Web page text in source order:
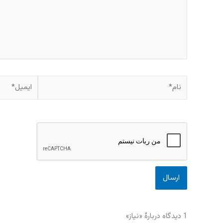
1 دیدگاه دربارهٔ «نیاز»